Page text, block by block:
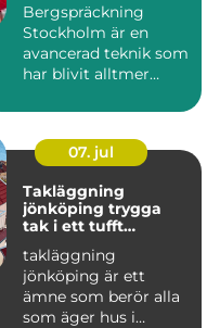
Bergspräckning
Stockholm är en
avancerad teknik som
har blivit alltmer
07. jul
Takläggning
jönköping trygga
tak i ett tufft
takläggning
jönköping är ett
ämne som berör alla
som äger hus i